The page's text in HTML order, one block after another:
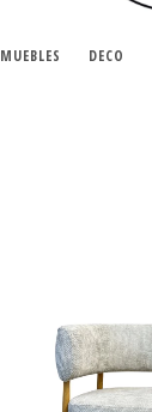
MUEBLES DECO